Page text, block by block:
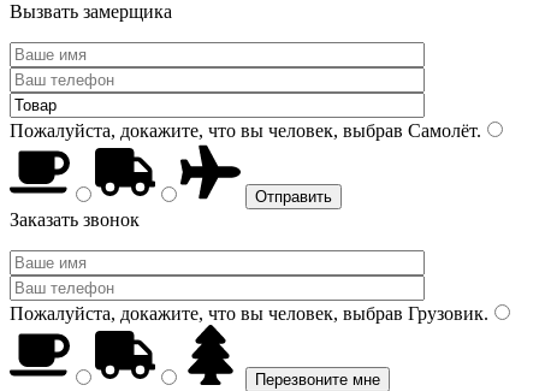
Вызвать замерщика
Пожалуйста, докажите, что вы человек, выбрав Самолёт.
Заказать звонок
Пожалуйста, докажите, что вы человек, выбрав Грузовик.